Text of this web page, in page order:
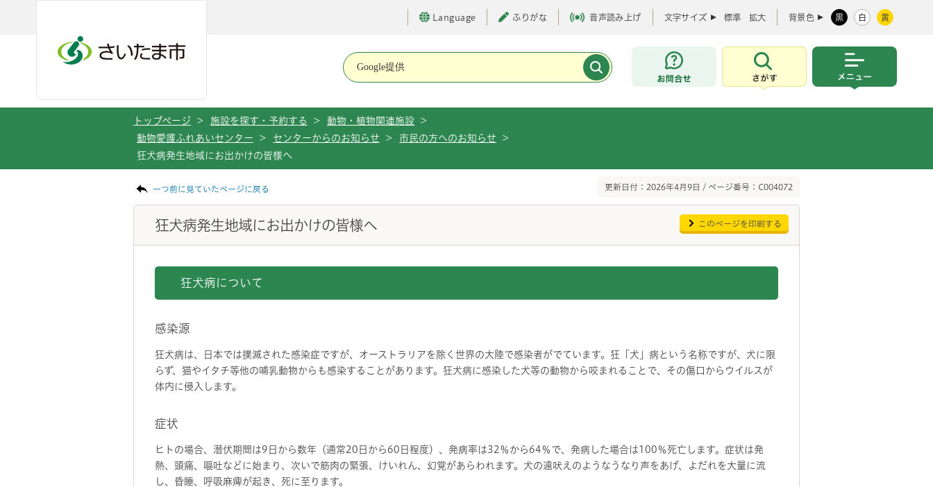
Language ふりがな 音声読み上げ 文字サイズ 標準 拡大 背景色 黒 白 黄
お問合せ
さがす
トップページ > 施設を探す・予約する > 動物・植物関連施設
>
動物愛護ふれあいセンター
> センターからのお知らせ > 市民の方へのお知らせ
>
狂犬病発生地域にお出かけの皆様へ
一つ前に見ていたページに戻る 更新日付：2026年4月9日 / ページ番号：C004072
狂犬病発生地域にお出かけの皆様へ このページを印刷する
狂犬病について
感染源
狂犬病は、日本では撲滅された感染症ですが、オーストラリアを除く世界の大陸で感染者がでています。狂「犬」病という名称ですが、犬に限
らず、猫やイタチ等他の哺乳動物からも感染することがあります。狂犬病に感染した犬等の動物から咬まれることで、その傷口からウイルスが
体内に侵入します。
症状
ヒトの場合、潜伏期間は9日から数年（通常20日から60日程度）、発病率は32％から64％で、発病した場合は100％死亡します。症状は発
熱、頭痛、嘔吐などに始まり、次いで筋肉の緊張、けいれん、幻覚があらわれます。犬の遠吠えのようなうなり声をあげ、よだれを大量に流
し、昏睡、呼吸麻痺が起き、死に至ります。